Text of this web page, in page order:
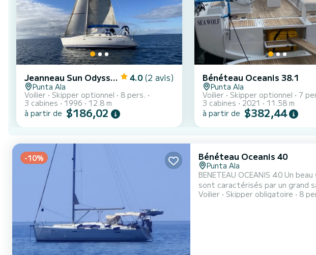
Jeanneau Sun Odyssey 42.2 4.0 (2 avis)
Punta Ala
Voilier
Skipper optionnel
8 pers.
3 cabines
1996
12.8 m
à partir de $186,02
Bénéteau Oceanis 38.1
Punta Ala
Voilier
Skipper optionnel
7
3 cabines
2021
11.58 m
à partir de $382,44
-10% Bénéteau Oceanis 40
Punta Ala
BENETEAU OCEANIS 40 Un
sont caractérisés par un grand
très équipée, avec une plaque
Voilier Skipper obligatoire 8